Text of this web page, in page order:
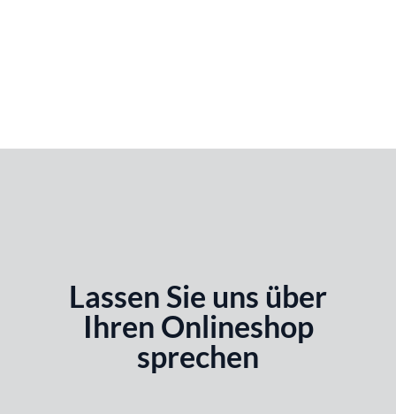
Lassen Sie uns über
Ihren Onlineshop
sprechen